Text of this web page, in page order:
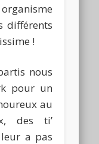
différents
!
nous
pour un
au
des ti’
a pas